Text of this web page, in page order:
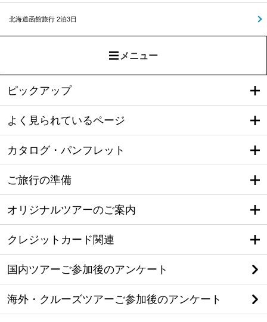
北海道函館旅行 2泊3日
メニュー
ピックアップ
よく見られているページ
カタログ・パンフレット
ご旅行の準備
オリジナルツアーのご案内
クレジットカード関連
国内ツアーご参加後のアンケート
海外・クルーズツアーご参加後のアンケート